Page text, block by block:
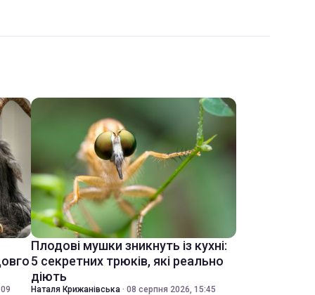
Плодові мушки зникнуть із кухні:
5 секретних трюків, які реально
діють
Наталя Крижанівська · 08 серпня 2026, 15:45